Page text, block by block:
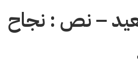
– نص : نجاح